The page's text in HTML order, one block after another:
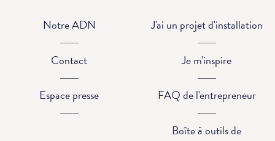
Notre ADN
Contact
Espace presse
J'ai un projet d'installation
Je m'inspire
FAQ de l'entrepreneur
Boîte à outils de